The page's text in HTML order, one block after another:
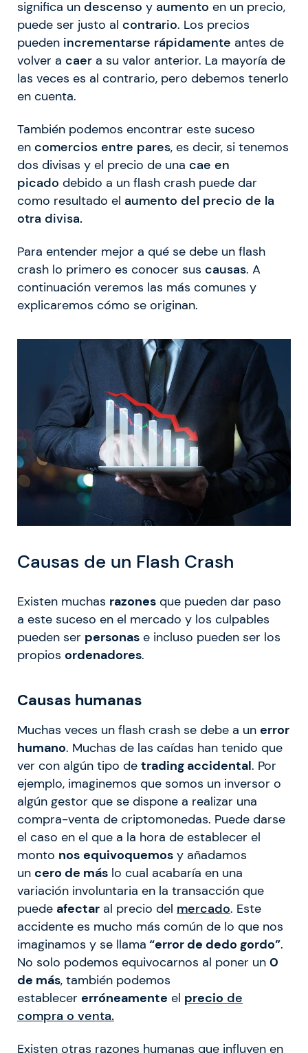
significa un descenso y aumento en un precio,
puede ser justo al contrario. Los precios
pueden incrementarse rápidamente antes de
volver a caer a su valor anterior. La mayoría de
las veces es al contrario, pero debemos tenerlo
en cuenta.
También podemos encontrar este suceso
en comercios entre pares, es decir, si tenemos
dos divisas y el precio de una cae en
picado debido a un flash crash puede dar
como resultado el aumento del precio de la
otra divisa.
Para entender mejor a qué se debe un flash
crash lo primero es conocer sus causas. A
continuación veremos las más comunes y
explicaremos cómo se originan.
Causas de un Flash Crash
Existen muchas razones que pueden dar paso
a este suceso en el mercado y los culpables
pueden ser personas e incluso pueden ser los
propios ordenadores.
Causas humanas
Muchas veces un flash crash se debe a un error
humano. Muchas de las caídas han tenido que
ver con algún tipo de trading accidental. Por
ejemplo, imaginemos que somos un inversor o
algún gestor que se dispone a realizar una
compra-venta de criptomonedas. Puede darse
el caso en el que a la hora de establecer el
monto nos equivoquemos y añadamos
un cero de más lo cual acabaría en una
variación involuntaria en la transacción que
puede afectar al precio del mercado. Este
accidente es mucho más común de lo que nos
imaginamos y se llama “error de dedo gordo”.
No solo podemos equivocarnos al poner un 0
de más, también podemos
establecer erróneamente el precio de
compra o venta.
Existen otras razones humanas que influyen en